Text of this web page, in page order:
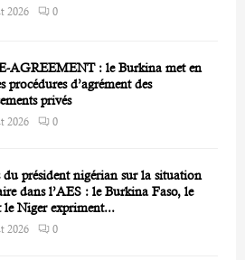
2026 0
AGREEMENT : le Burkina met en
procédures d’agrément des
privés
2026 0
du président nigérian sur la situation
dans l’AES : le Burkina Faso, le
Niger expriment...
2026 0